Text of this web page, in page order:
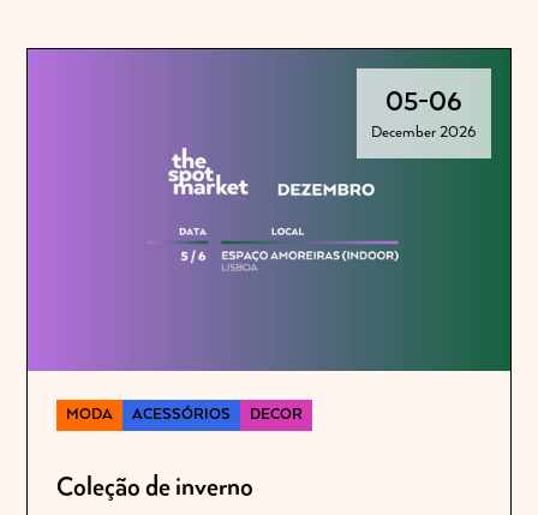
05-06
December 2026
MODA ACESSÓRIOS DECOR
Coleção de inverno